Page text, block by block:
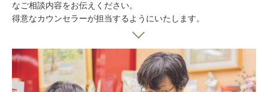
なご相談内容をお伝えください。
得意なカウンセラーが担当するようにいたします。